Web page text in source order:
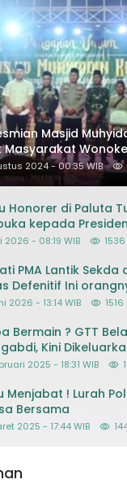
Masjid
Masyarakat
2024 - 00:35 WIB
Honorer di Paluta
kepada
Keadilan atas
2026 - 08:19 WIB 1536
PMA Lantik
Defenitif Ini
2026 - 13:14 WIB 1516
Bermain ? GTT
Kini
2025 - 18:31 WIB
Menjabat ! Lurah
Bersama
2025 - 17:44 WIB